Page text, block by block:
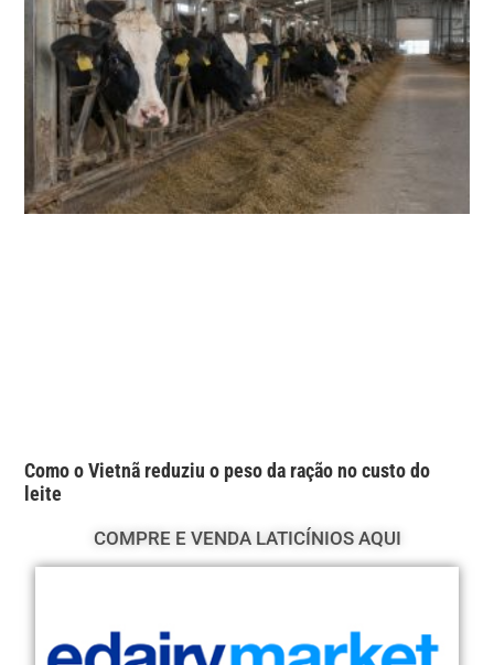
Como o Vietnã reduziu o peso da ração no custo do
leite
COMPRE E VENDA LATICÍNIOS AQUI